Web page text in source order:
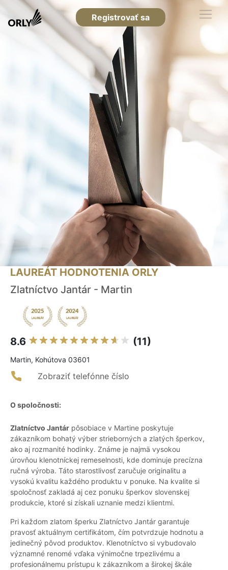
Registrovať sa
LAUREÁT HODNOTENIA ORLY
Zlatníctvo Jantár - Martin
8.6 (11)
Martin, Kohútova 03601
Zobraziť telefónne číslo
O spoločnosti:
Zlatníctvo Jantár pôsobiace v Martine poskytuje
zákazníkom bohatý výber strieborných a zlatých šperkov,
ako aj rozmanité hodinky. Známe je najmä vysokou
úrovňou klenotníckej remeselnosti, kde dominuje precízna
ručná výroba. Táto starostlivosť zaručuje originalitu a
vysokú kvalitu každého produktu v ponuke. Na kvalite si
spoločnosť zakladá aj cez ponuku šperkov slovenskej
produkcie, ktoré si získali uznanie medzi klientmi.
Pri každom zlatom šperku Zlatníctvo Jantár garantuje
pravosť aktuálnym certifikátom, čím potvrdzuje hodnotu a
jedinečný pôvod produktov. Klenotníctvo si vybudovalo
významné renomé vďaka výnimočne trpezlivému a
profesionálnemu prístupu k zákazníkom a širokej škále